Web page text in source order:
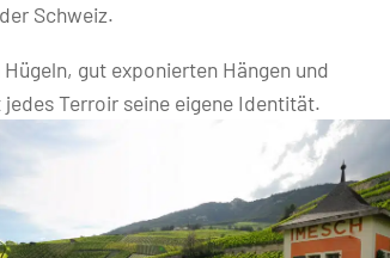
Schweiz.
gut exponierten Hängen und
Terroir seine eigene Identität.